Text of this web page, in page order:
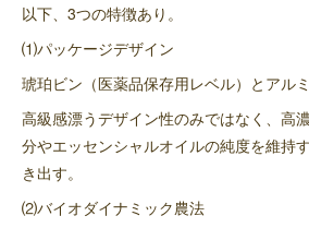
以下、3つの特徴あり。
⑴パッケージデザイン
琥珀ビン（医薬品保存用レベル）とアル
高級感漂うデザイン性のみではなく、高
分やエッセンシャルオイルの純度を維持
き出す。
⑵バイオダイナミック農法